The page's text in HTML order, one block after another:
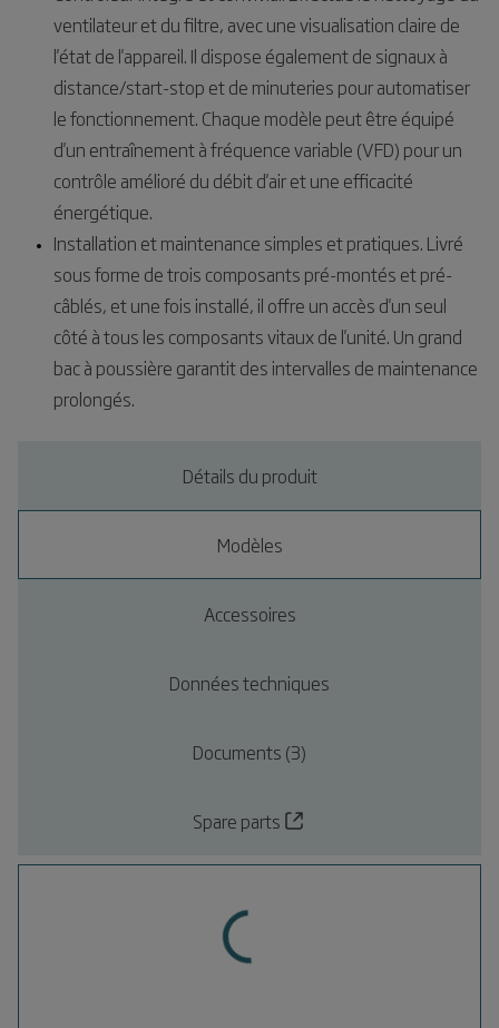
ventilateur et du filtre, avec une visualisation claire de
l'état de l'appareil. Il dispose également de signaux à
distance/start-stop et de minuteries pour automatiser
le fonctionnement. Chaque modèle peut être équipé
d'un entraînement à fréquence variable (VFD) pour un
contrôle amélioré du débit d'air et une efficacité
énergétique.
Installation et maintenance simples et pratiques. Livré
sous forme de trois composants pré-montés et pré-
câblés, et une fois installé, il offre un accès d'un seul
côté à tous les composants vitaux de l'unité. Un grand
bac à poussière garantit des intervalles de maintenance
prolongés.
Détails du produit
Modèles
Accessoires
Données techniques
Documents (3)
Spare parts